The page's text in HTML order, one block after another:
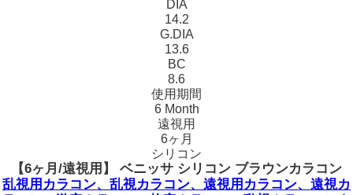
DIA
14.2
G.DIA
13.6
BC
8.6
使用期間
6 Month
遠視用
6ヶ月
シリコン
【6ヶ月/遠視用】 ベニッサ シリコン ブラウンカラコン
乱視用カラコン、乱視カラコン、遠視用カラコン、遠視カ